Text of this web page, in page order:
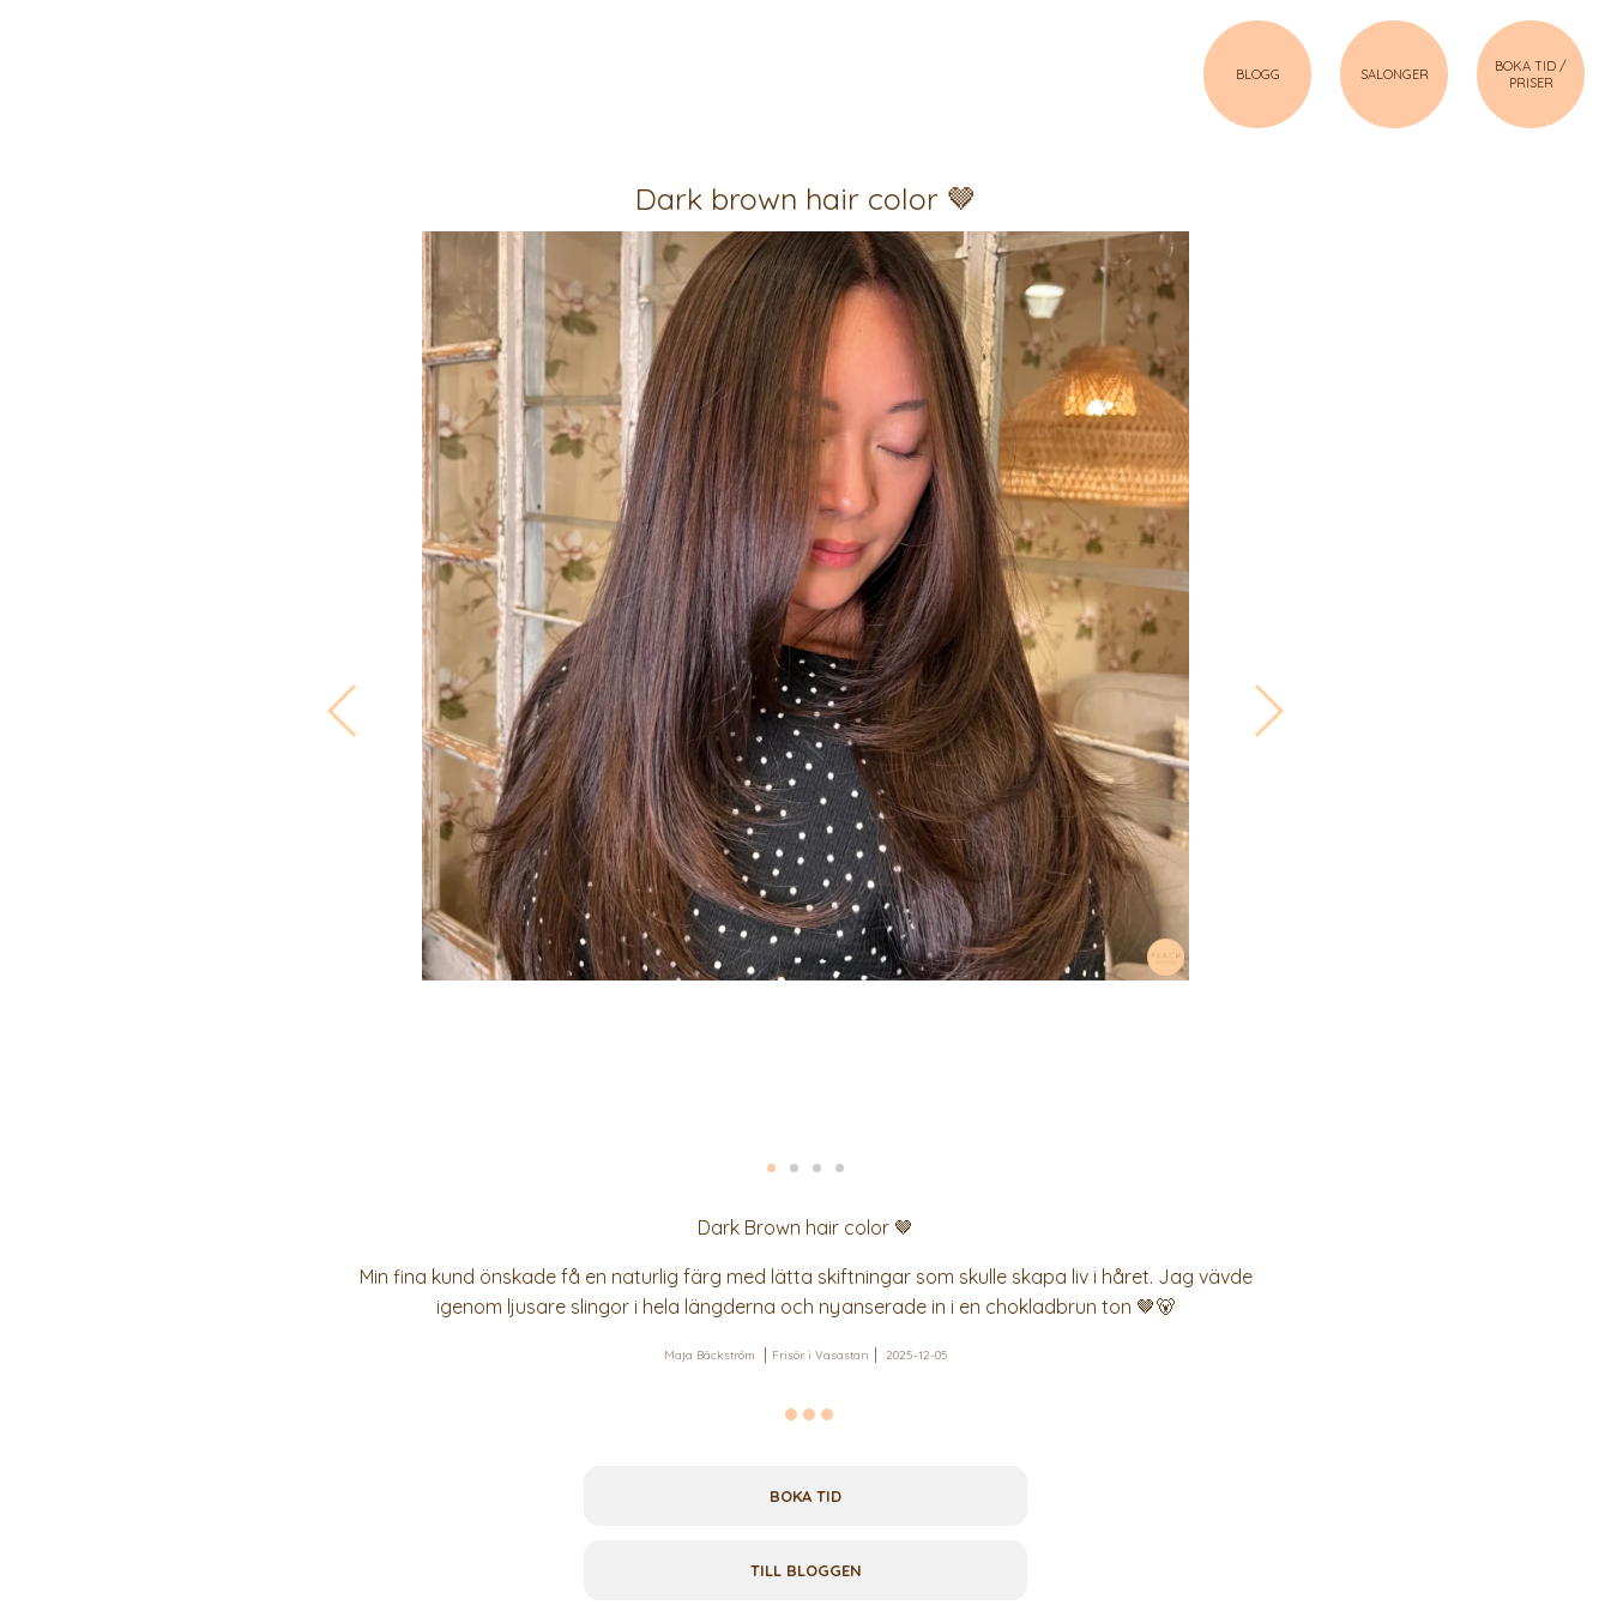
BLOGG SALONGER
BOKA TID /
PRISER
Dark brown hair color 🤎
Dark Brown hair color 🤎
Min fina kund önskade få en naturlig färg med lätta skiftningar som skulle skapa liv i håret. Jag vävde
igenom ljusare slingor i hela längderna och nyanserade in i en chokladbrun ton 🤎🐻
Maja Bäckström Frisör i Vasastan 2025-12-05
BOKA TID
TILL BLOGGEN